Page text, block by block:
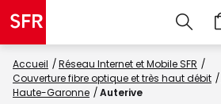
Accueil
Réseau Internet et Mobile SFR
Couverture fibre optique et très haut débit
Haute-Garonne
Auterive